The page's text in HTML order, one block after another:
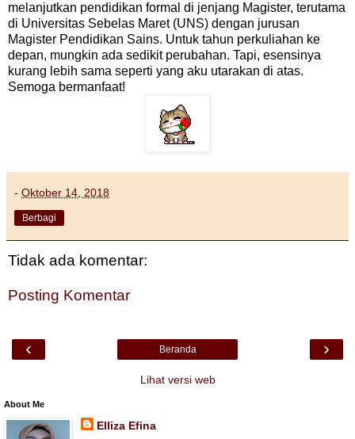
melanjutkan pendidikan formal di jenjang Magister, terutama
di Universitas Sebelas Maret (UNS) dengan jurusan
Magister Pendidikan Sains. Untuk tahun perkuliahan ke
depan, mungkin ada sedikit perubahan. Tapi, esensinya
kurang lebih sama seperti yang aku utarakan di atas.
Semoga bermanfaat!
- Oktober 14, 2018
Berbagi
Tidak ada komentar:
Posting Komentar
‹ ›
Beranda
Lihat versi web
About Me
Elliza Efina